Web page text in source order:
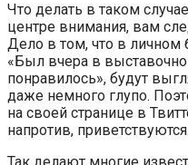
Что делать в таком
центре внимания, вам
Дело в том, что в личном
«Был вчера в
понравилось», будут
даже немного глупо.
на своей странице в
напротив, приветствуются.